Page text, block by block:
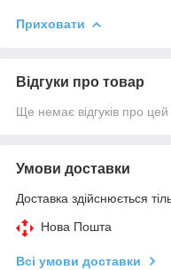
Приховати
Відгуки про товар
Ще немає відгуків про цей
Умови доставки
Доставка здійснюється
Нова Пошта
Всі умови доставки